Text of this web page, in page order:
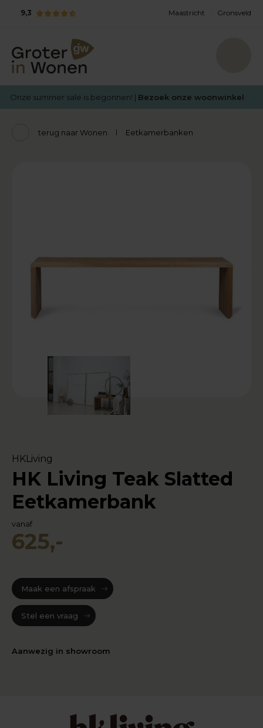
9,3 Maastricht Gronsveld
Onze summer sale is begonnen! | Bezoek onze woonwinkel
terug naar Wonen Eetkamerbanken
HKLiving
HK Living Teak Slatted
Eetkamerbank
vanaf
625,-
Maak een afspraak
Stel een vraag
Aanwezig in showroom